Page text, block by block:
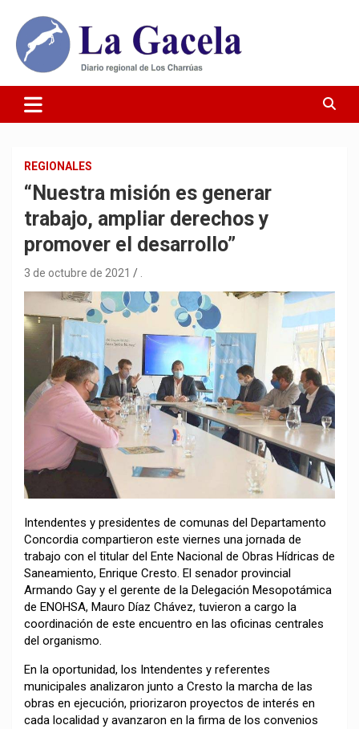
contenido
Diario La Gacela
REGIONALES
“Nuestra misión es generar
trabajo, ampliar derechos y
promover el desarrollo”
3 de octubre de 2021
Intendentes y presidentes de comunas del Departamento
Concordia compartieron este viernes una jornada de
trabajo con el titular del Ente Nacional de Obras Hídricas de
Saneamiento, Enrique Cresto. El senador provincial
Armando Gay y el gerente de la Delegación Mesopotámica
de ENOHSA, Mauro Díaz Chávez, tuvieron a cargo la
coordinación de este encuentro en las oficinas centrales
del organismo.
En la oportunidad, los Intendentes y referentes
municipales analizaron junto a Cresto la marcha de las
obras en ejecución, priorizaron proyectos de interés en
cada localidad y avanzaron en la firma de los convenios